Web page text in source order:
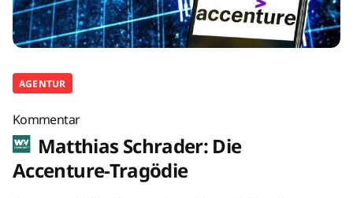
AGENTUR
Kommentar
Matthias Schrader: Die
Accenture-Tragödie